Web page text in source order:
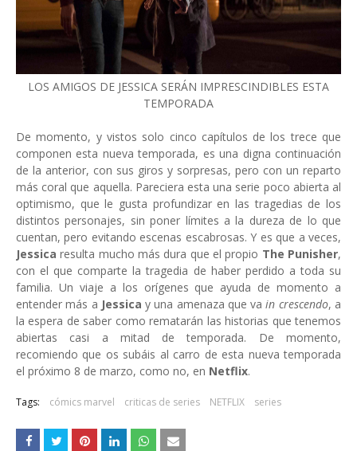
LOS AMIGOS DE JESSICA SERÁN IMPRESCINDIBLES ESTA
TEMPORADA
De momento, y vistos solo cinco capítulos de los trece que
componen esta nueva temporada, es una digna continuación
de la anterior, con sus giros y sorpresas, pero con un reparto
más coral que aquella. Pareciera esta una serie poco abierta al
optimismo, que le gusta profundizar en las tragedias de los
distintos personajes, sin poner límites a la dureza de lo que
cuentan, pero evitando escenas escabrosas. Y es que a veces,
Jessicaresulta mucho más dura que el propio The Punisher,
con el que comparte la tragedia de haber perdido a toda su
familia. Un viaje a los orígenes que ayuda de momento a
entender más a Jessicay una amenaza que vain crescendo, a
la espera de saber como rematarán las historias que tenemos
abiertas casi a mitad de temporada. De momento,
recomiendo que os subáis al carro de esta nueva temporada
el próximo 8 de marzo, como no, en Netflix.
Tags: cómics marvel criticas de series NETFLIX series